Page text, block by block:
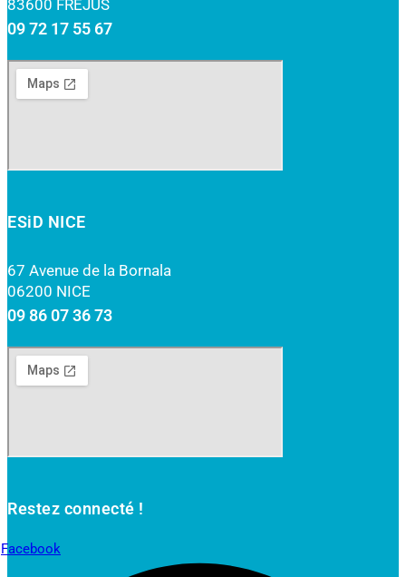
83600 FRÉJUS
09 72 17 55 67
ESiD NICE
67 Avenue de la Bornala
06200 NICE
09 86 07 36 73
Restez connecté !
Facebook